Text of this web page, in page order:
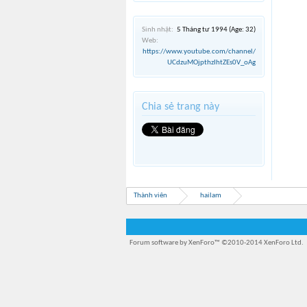
Sinh nhật: 5 Tháng tư 1994(Age: 32)
Web:
https://www.youtube.com/channel/
UCdzuMOjpthzIhtZEs0V_oAg
Chia sẻ trang này
Thành viên hailam
Forum software by XenForo™ ©2010-2014 XenForo Ltd.